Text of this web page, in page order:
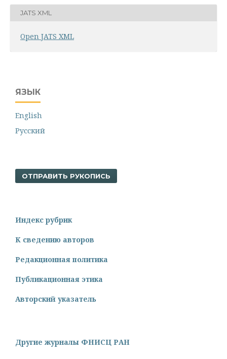
JATS XML
Open JATS XML
ЯЗЫК
English
Русский
ОТПРАВИТЬ РУКОПИСЬ
Индекс рубрик
К сведению авторов
Редакционная политика
Публикационная этика
Авторский указатель
Другие журналы ФНИСЦ РАН